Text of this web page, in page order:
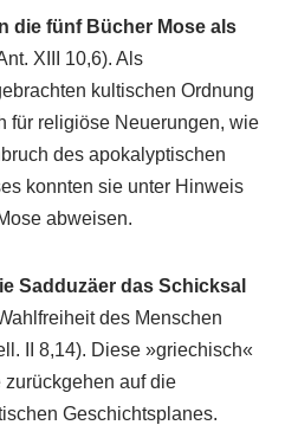
die fünf Bücher Mose als
XIII 10,6). Als
kultischen Ordnung
für religiöse Neuerungen, wie
des apokalyptischen
konnten sie unter Hinweis
abweisen.
Sadduzäer das Schicksal
des Menschen
II 8,14). Diese »griechisch«
auf die
Geschichtsplanes.